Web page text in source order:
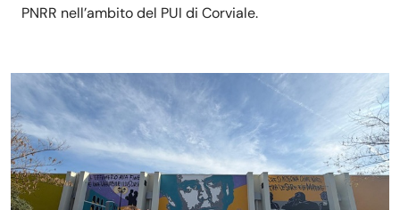
PNRR nell’ambito del PUI di Corviale.